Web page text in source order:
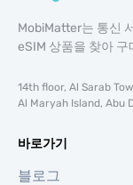
MobiMatter는 통신
eSIM 상품을 찾아
14th floor, Al Sarab
Al Maryah Island, Abu
바로가기
블로그